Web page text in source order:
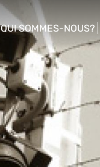
QUI SOMMES-NOUS?
show/hide sub menu